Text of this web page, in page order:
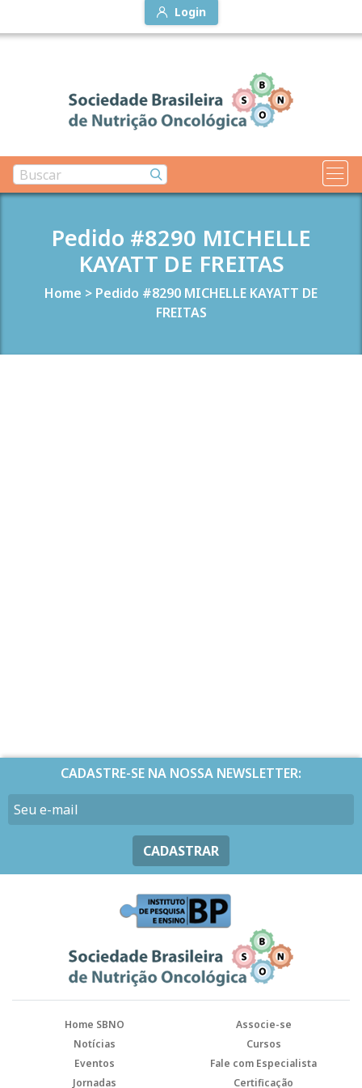
Login
Pedido #8290 MICHELLE
KAYATT DE FREITAS
Home > Pedido #8290 MICHELLE KAYATT DE
FREITAS
CADASTRE-SE NA NOSSA NEWSLETTER:
CADASTRAR
Home SBNO
Associe-se
Notícias
Cursos
Eventos
Fale com Especialista
Jornadas
Certificação